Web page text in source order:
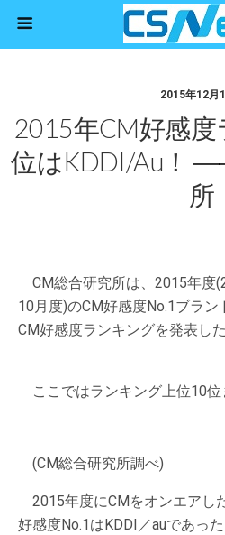
2015年12月
2015年CM好感
位はKDDI/au！
所
CM総合研究所は、2015年度
10月度)のCM好感度No.1ブラン
CM好感度ランキングを発表した
ここではランキング上位10位
(CM総合研究所調べ)
2015年度にCMをオンエアし
好感度No.1はKDDI／auであっ